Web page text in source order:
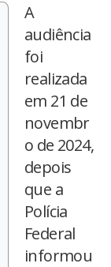
A
audiência
foi
realizada
em 21 de
novembr
o de 2024,
depois
que a
Polícia
Federal
informou